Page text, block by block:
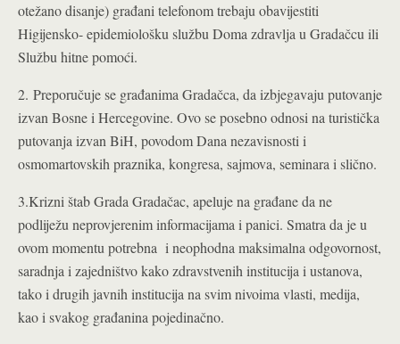
otežano disanje) građani telefonom trebaju obavijestiti
Higijensko- epidemiološku službu Doma zdravlja u Gradačcu ili
Službu hitne pomoći.
2. Preporučuje se građanima Gradačca, da izbjegavaju putovanje
izvan Bosne i Hercegovine. Ovo se posebno odnosi na turistička
putovanja izvan BiH, povodom Dana nezavisnosti i
osmomartovskih praznika, kongresa, sajmova, seminara i slično.
3.Krizni štab Grada Gradačac, apeluje na građane da ne
podliježu neprovjerenim informacijama i panici. Smatra da je u
ovom momentu potrebna i neophodna maksimalna odgovornost,
saradnja i zajedništvo kako zdravstvenih institucija i ustanova,
tako i drugih javnih institucija na svim nivoima vlasti, medija,
kao i svakog građanina pojedinačno.